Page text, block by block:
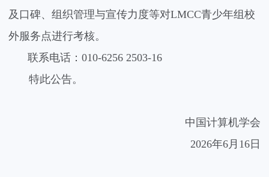
及口碑、组织管理与宣传力度等对LMCC青少年组校
外服务点进行考核。
联系电话：010-6256 2503-16
特此公告。
中国计算机学会
2026年6月 16日